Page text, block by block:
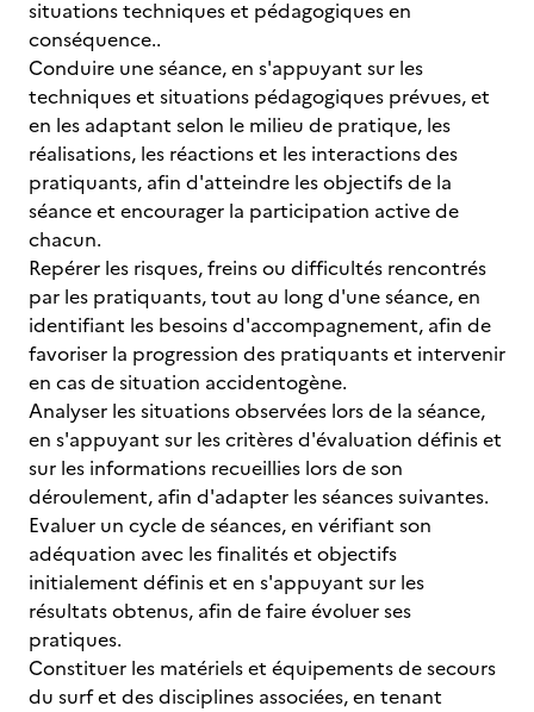
situations techniques et pédagogiques en
conséquence..
Conduire une séance, en s'appuyant sur les
techniques et situations pédagogiques prévues, et
en les adaptant selon le milieu de pratique, les
réalisations, les réactions et les interactions des
pratiquants, afin d'atteindre les objectifs de la
séance et encourager la participation active de
chacun.
Repérer les risques, freins ou difficultés rencontrés
par les pratiquants, tout au long d'une séance, en
identifiant les besoins d'accompagnement, afin de
favoriser la progression des pratiquants et intervenir
en cas de situation accidentogène.
Analyser les situations observées lors de la séance,
en s'appuyant sur les critères d'évaluation définis et
sur les informations recueillies lors de son
déroulement, afin d'adapter les séances suivantes.
Evaluer un cycle de séances, en vérifiant son
adéquation avec les finalités et objectifs
initialement définis et en s'appuyant sur les
résultats obtenus, afin de faire évoluer ses
pratiques.
Constituer les matériels et équipements de secours
du surf et des disciplines associées, en tenant